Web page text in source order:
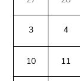
2026
Samstag,
3 4
10 11